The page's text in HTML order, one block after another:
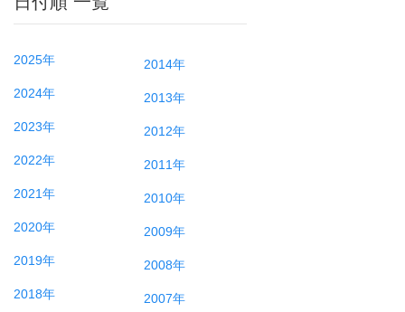
2025年
2024年
2023年
2022年
2021年
2020年
2019年
2018年
2014年
2013年
2012年
2011年
2010年
2009年
2008年
2007年